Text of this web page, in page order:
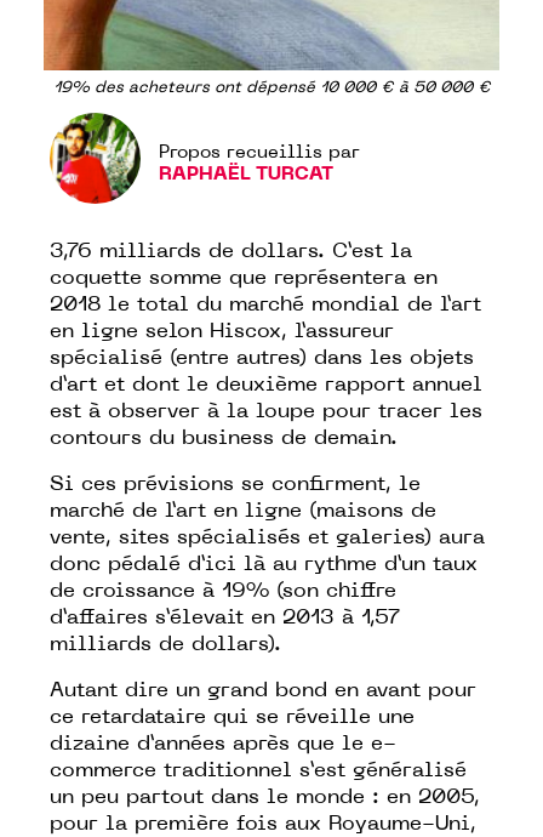
19% des acheteurs ont dépensé 10 000 € à 50 000 €
Propos recueillis par
RAPHAËL TURCAT
3,76 milliards de dollars. C’est la
coquette somme que représentera en
2018 le total du marché mondial de l’art
en ligne selon Hiscox, l’assureur
spécialisé (entre autres) dans les objets
d’art et dont le deuxième rapport annuel
est à observer à la loupe pour tracer les
contours du business de demain.
Si ces prévisions se confirment, le
marché de l’art en ligne (maisons de
vente, sites spécialisés et galeries) aura
donc pédalé d’ici là au rythme d’un taux
de croissance à 19% (son chiffre
d’affaires s’élevait en 2013 à 1,57
milliards de dollars).
Autant dire un grand bond en avant pour
ce retardataire qui se réveille une
dizaine d’années après que le e-
commerce traditionnel s’est généralisé
un peu partout dans le monde : en 2005,
pour la première fois aux Royaume-Uni,